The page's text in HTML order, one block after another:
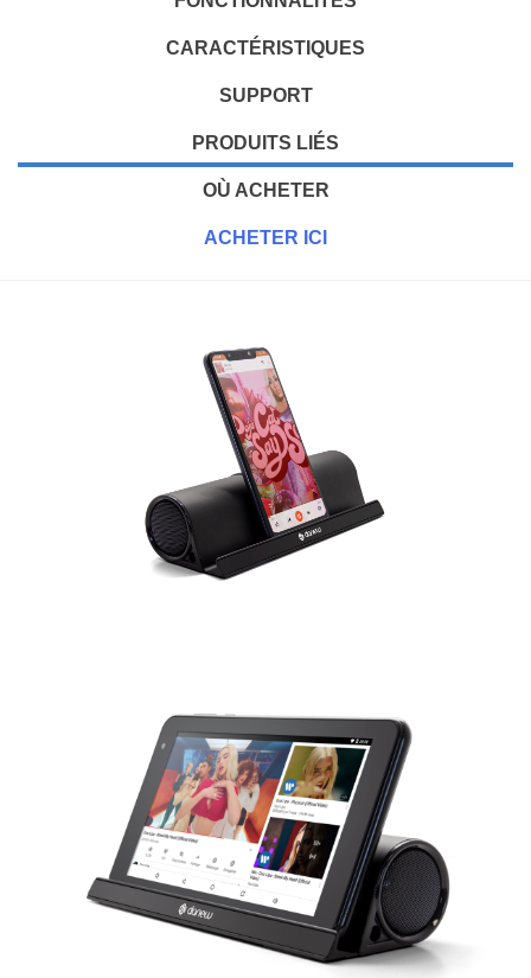
CARACTÉRISTIQUES
SUPPORT
PRODUITS LIÉS
OÙ ACHETER
ACHETER ICI